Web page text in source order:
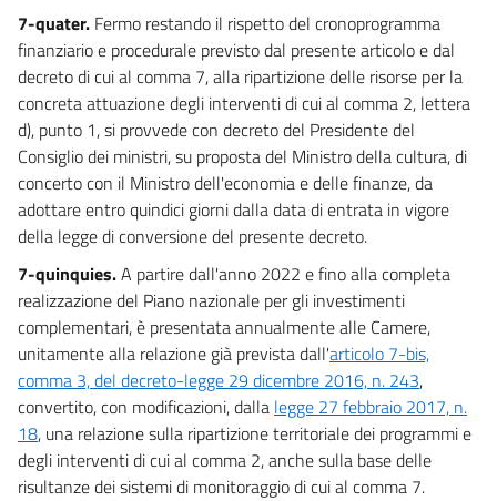
7-quater. Fermo restando il rispetto del cronoprogramma
finanziario e procedurale previsto dal presente articolo e dal
decreto di cui al comma 7, alla ripartizione delle risorse per la
concreta attuazione degli interventi di cui al comma 2, lettera
d), punto 1, si provvede con decreto del Presidente del
Consiglio dei ministri, su proposta del Ministro della cultura, di
concerto con il Ministro dell'economia e delle finanze, da
adottare entro quindici giorni dalla data di entrata in vigore
della legge di conversione del presente decreto.
7-quinquies.A partire dall'anno 2022 e fino alla completa
realizzazione del Piano nazionale per gli investimenti
complementari, è presentata annualmente alle Camere,
unitamente alla relazione già prevista dall'articolo 7-bis,
comma 3, del decreto-legge 29 dicembre 2016, n. 243,
convertito, con modificazioni, dalla legge 27 febbraio 2017, n.
18, una relazione sulla ripartizione territoriale dei programmi e
degli interventi di cui al comma 2, anche sulla base delle
risultanze dei sistemi di monitoraggio di cui al comma 7.